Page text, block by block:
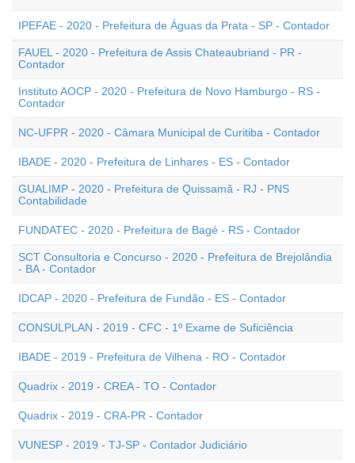
IPEFAE - 2020 - Prefeitura de Águas da Prata - SP - Contador
FAUEL - 2020 - Prefeitura de Assis Chateaubriand - PR -
Contador
Instituto AOCP - 2020 - Prefeitura de Novo Hamburgo - RS -
Contador
NC-UFPR - 2020 - Câmara Municipal de Curitiba - Contador
IBADE - 2020 - Prefeitura de Linhares - ES - Contador
GUALIMP - 2020 - Prefeitura de Quissamã - RJ - PNS
Contabilidade
FUNDATEC - 2020 - Prefeitura de Bagé - RS - Contador
SCT Consultoria e Concurso - 2020 - Prefeitura de Brejolândia
- BA - Contador
IDCAP - 2020 - Prefeitura de Fundão - ES - Contador
CONSULPLAN - 2019 - CFC - 1º Exame de Suficiência
IBADE - 2019 - Prefeitura de Vilhena - RO - Contador
Quadrix - 2019 - CREA - TO - Contador
Quadrix - 2019 - CRA-PR - Contador
VUNESP - 2019 - TJ-SP - Contador Judiciário